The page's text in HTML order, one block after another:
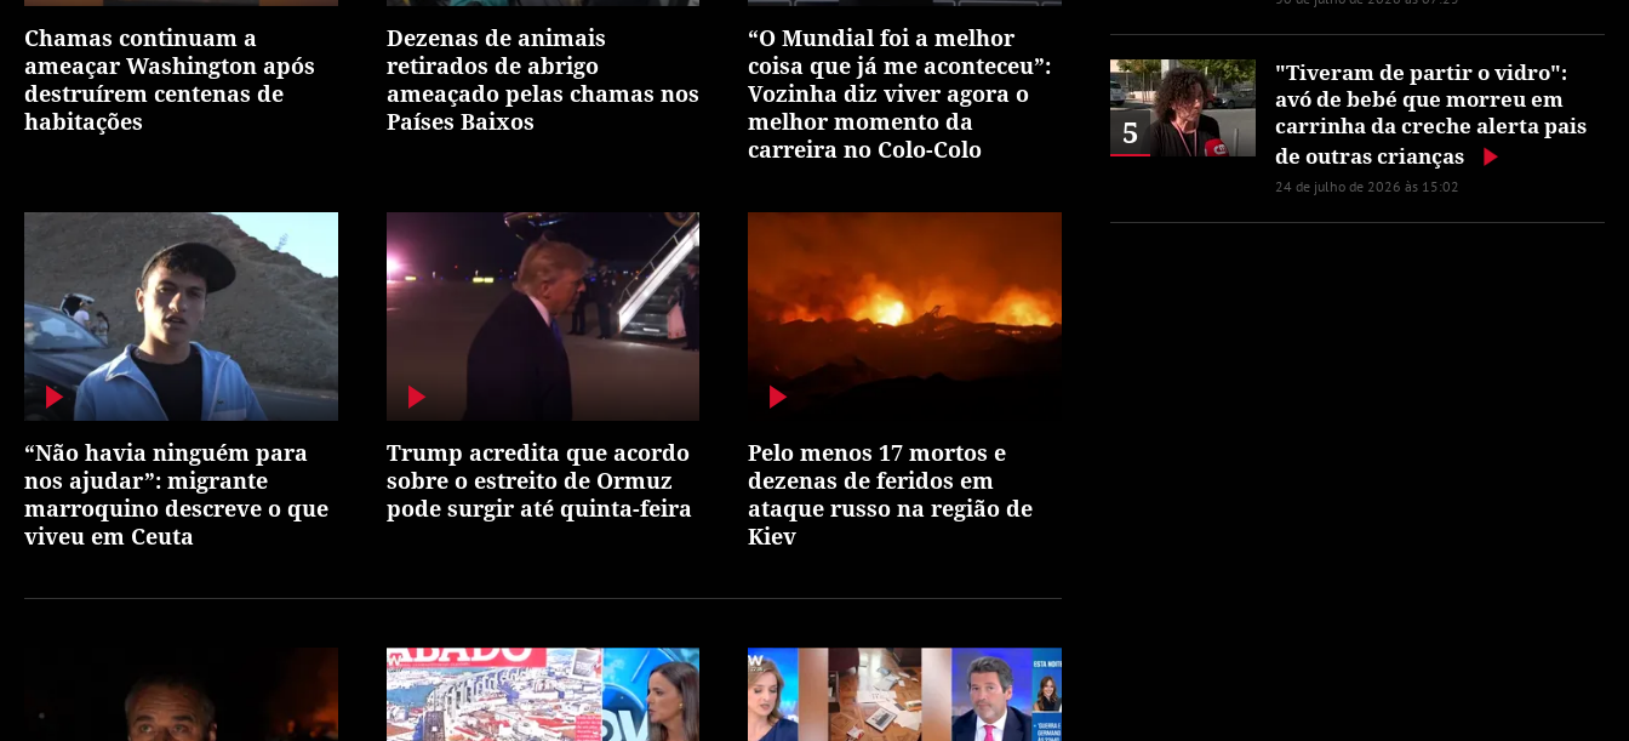
Chamas continuam a
ameaçar Washington após
destruírem centenas de
habitações
Dezenas de animais
retirados de abrigo
ameaçado pelas chamas nos
Países Baixos
“O Mundial foi a melhor
coisa que já me aconteceu”:
Vozinha diz viver agora o
melhor momento da
carreira no Colo-Colo
“Não havia ninguém para
nos ajudar”: migrante
marroquino descreve o que
viveu em Ceuta
Trump acredita que acordo
sobre o estreito de Ormuz
pode surgir até quinta-feira
Pelo menos 17 mortos e
dezenas de feridos em
ataque russo na região de
Kiev
5
"Tiveram de partir o vidro":
avó de bebé que morreu em
carrinha da creche alerta pais
de outras crianças
24 de julho de 2026 às 15:02